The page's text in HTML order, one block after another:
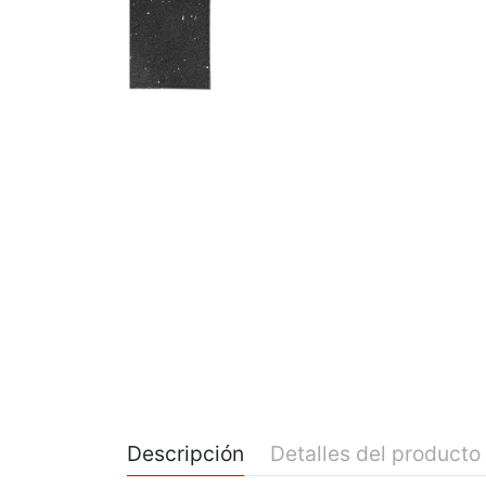
Descripción Detalles del producto